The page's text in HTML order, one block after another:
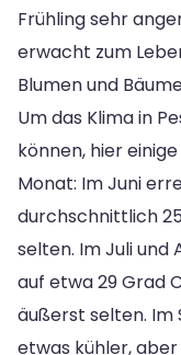
Frühling sehr
erwacht zum
Blumen und
Um das Klima in
können, hier
Monat: Im Juni
durchschnittlich
selten. Im Juli und
auf etwa 29 Grad
äußerst selten.
etwas kühler,